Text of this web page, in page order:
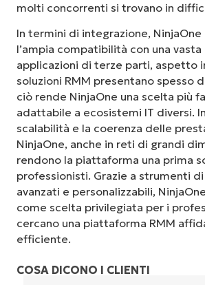
molti concorrenti si trovano in
In termini di integrazione,
l’ampia compatibilità con una
applicazioni di terze parti, aspetto
soluzioni RMM presentano spesso
ciò rende NinjaOne una scelta più
adattabile a ecosistemi IT diversi.
scalabilità e la coerenza delle
NinjaOne, anche in reti di grandi
rendono la piattaforma una prima
professionisti. Grazie a strumenti
avanzati e personalizzabili,
come scelta privilegiata per i
cercano una piattaforma RMM
efficiente.
COSA DICONO I CLIENTI